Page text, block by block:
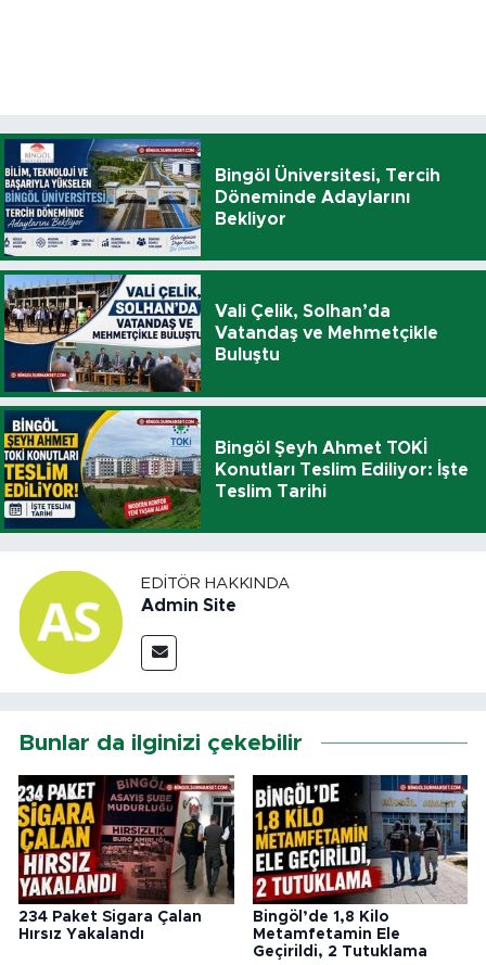
Bingöl Üniversitesi, Tercih
Döneminde Adaylarını
Bekliyor
Vali Çelik, Solhan’da
Vatandaş ve Mehmetçikle
Buluştu
Bingöl Şeyh Ahmet TOKİ
Konutları Teslim Ediliyor: İşte
Teslim Tarihi
EDITÖR HAKKINDA
Admin Site
Bunlar da ilginizi çekebilir
234 Paket Sigara Çalan
Hırsız Yakalandı
Bingöl’de 1,8 Kilo
Metamfetamin Ele
Geçirildi, 2 Tutuklama